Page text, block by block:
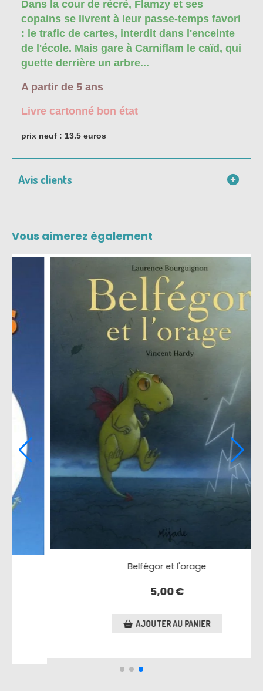
Dans la cour de récré, Flamzy et ses
copains se livrent à leur passe-temps favori
: le trafic de cartes, interdit dans l'enceinte
de l'école. Mais gare à Carniflam le caïd, qui
guette derrière un arbre...
A partir de 5 ans
Livre cartonné bon état
prix neuf : 13.5 euros
Avis clients
Vous aimerez également
Ne dérangez pas les dragons !
3,00
AJOUTER AU PANIER